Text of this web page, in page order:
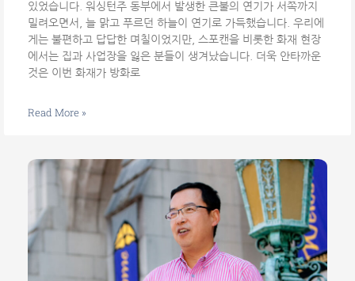
있었습니다. 워싱턴주 동부에서 발생한 큰불의 연기가 서쪽까지
밀려오면서, 늘 맑고 푸르던 하늘이 연기로 가득했습니다. 우리에
게는 불편하고 답답한 며칠이었지만, 스포캔을 비롯한 화재 현장
에서는 집과 사업장을 잃은 분들이 생겨났습니다. 더욱 안타까운
것은 이번 화재가 방화로
Read More »